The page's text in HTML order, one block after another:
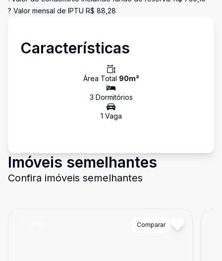
? Valor mensal de IPTU R$ 88,28
Características
Área Total 90m²
3 Dormitórios
1 Vaga
Imóveis semelhantes
Confira imóveis semelhantes
Comparar